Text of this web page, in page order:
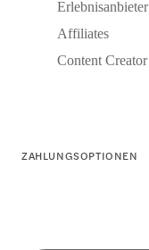
Erlebnisanbieter
Affiliates
Content
ZAHLUNGSOPTIONEN